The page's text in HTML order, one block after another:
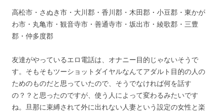
高松市・さぬき市・大川郡・香川郡・木田郡・小豆郡・東かが
わ市・丸亀市・観音寺市・善通寺市・坂出市・綾歌郡・三豊
郡・仲多度郡
友達がやっているエロ電話は、オナニー目的じゃないそうで
す。そもそもツーショットダイヤルなんてアダルト目的の人の
ためのものだと思っていたので、そうでなければ何を話す
の？？と思ったのですが、使う人によって変わるみたいです
ね。旦那に束縛されて外に出れない人妻という設定の女性と楽